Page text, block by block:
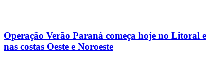
Operação Verão Paraná começa hoje no Litoral e
nas costas Oeste e Noroeste